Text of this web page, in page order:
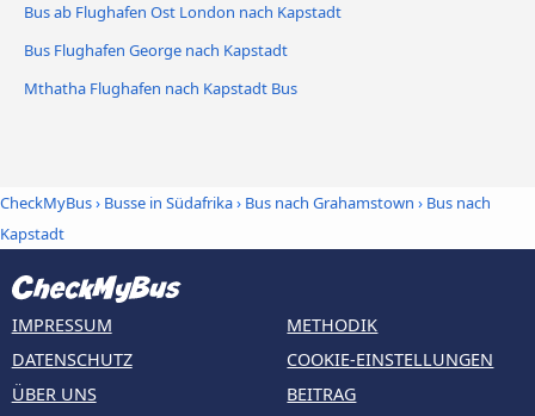
Bus ab Flughafen Ost London nach Kapstadt
Bus Flughafen George nach Kapstadt
Mthatha Flughafen nach Kapstadt Bus
CheckMyBus› Busse in Südafrika› Bus nach Grahamstown › Bus nach
Kapstadt
IMPRESSUM
DATENSCHUTZ
ÜBER UNS
METHODIK
COOKIE-EINSTELLUNGEN
BEITRAG